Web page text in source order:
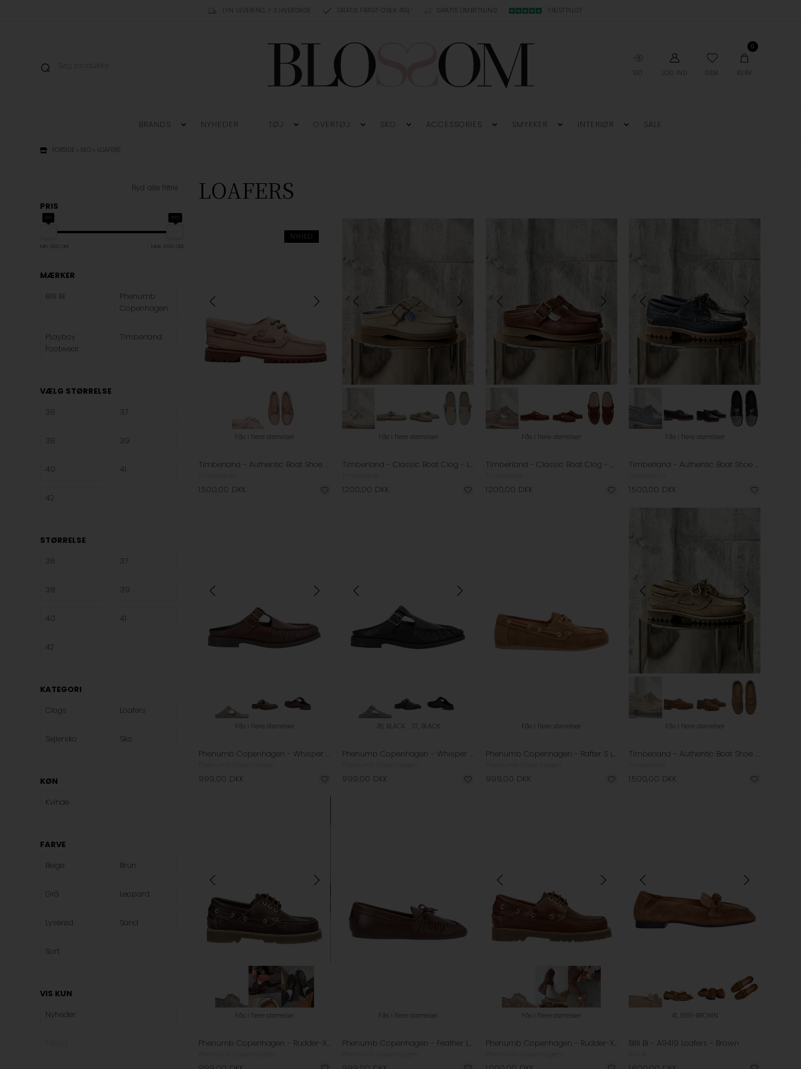
LYN LEVERING, 1-3 HVERDAGE GRATIS FRAGT OVER 499,- GRATIS OMBYTNING TRUSTPILOT
SET LOG IND GEM
0
KURV
BRANDS NYHEDER TØJ OVERTØJ SKO ACCESSORIES SMYKKER INTERIØR SALE
FORSIDE »SKO » LOAFERS
Ryd alle filtre
PRIS
Min: 999 DKK Max: 1600 DKK
MÆRKER
Billi Bi
Phenumb
Copenhagen
PLayboy
Footwear
Timberland
VÆLG STØRRELSE
36
37
38 39
40 41
42
STØRRELSE
36
37
38 39
40 41
42
KATEGORI
Clogs
Loafers
Sejlersko Sko
KØN
Kvinde
FARVE
Beige
Brun
Grå Leopard
Lyserød Sand
Sort
VIS KUN
Nyheder
LOAFERS
NYHED
Fås i flere størrelser
Timberland - Authentic Boat Shoe Loafers - Light Pink
1.500,00 DKK
Fås i flere størrelser
Timberland - Classic Boat Clog - Light Beige Suede
1.200,00 DKK
Fås i flere størrelser
Timberland - Classic Boat Clog - Rust
1.200,00 DKK
Fås i flere størrelser
Timberland - Authentic Boat Shoe Loafers - Snake Print Suede
1.500,00 DKK
Fås i flere størrelser
Phenumb Copenhagen - Whisper Hay Mule Loafers - Ebony
999,00 DKK
38, BLACK 37, BLACK
Phenumb Copenhagen - Whisper Hay Mule Loafers - Black
999,00 DKK
Fås i flere størrelser
Phenumb Copenhagen - Rafter S Loafers - Camel
999,00 DKK
Fås i flere størrelser
Timberland - Authentic Boat Shoe Loafers - Beige
1.500,00 DKK
Fås i flere størrelser
Phenumb Copenhagen - Rudder-X Sejlersko - Brown
Fås i flere størrelser
Phenumb Copenhagen - Feather Loafer - Ebony
Fås i flere størrelser
Phenumb Copenhagen - Rudder-X Sejlersko - Brandy
41, 555-BROWN
Billi Bi - A9419 Loafers - Brown